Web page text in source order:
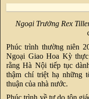
Ngoại Trưởng Rex
Phúc trình thường niên
Ngoại Giao Hoa Kỳ
rằng Hà Nội tiếp tục
thậm chí triệt hạ những
thuận của nhà nước.